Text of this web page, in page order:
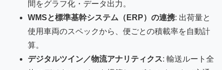
間をグラフ化・データ出力。
WMSと標準基幹システム（ERP）の連携: 出荷量と
使用車両のスペックから、便ごとの積載率を自動計
算。
デジタルツイン／物流アナリティクス: 輸送ルート全